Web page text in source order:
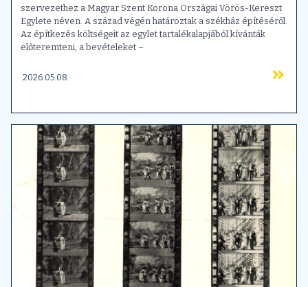
szervezethez a Magyar Szent Korona Országai Vörös-Kereszt
Egylete néven. A század végén határoztak a székház építéséről.
Az építkezés költségeit az egylet tartalékalapjából kívánták
előteremteni, a bevételeket –
2026.05.08.